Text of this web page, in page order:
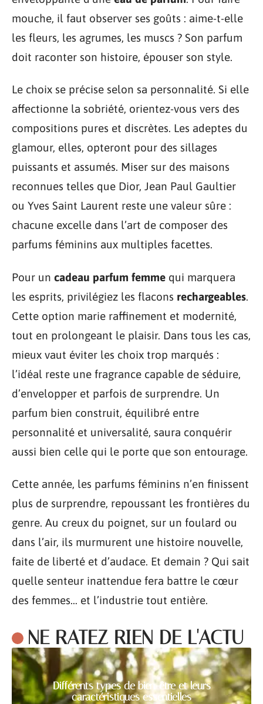
mouche, il faut observer ses goûts : aime-t-elle
les fleurs, les agrumes, les muscs ? Son parfum
doit raconter son histoire, épouser son style.
Le choix se précise selon sa personnalité. Si elle
affectionne la sobriété, orientez-vous vers des
compositions pures et discrètes. Les adeptes du
glamour, elles, opteront pour des sillages
puissants et assumés. Miser sur des maisons
reconnues telles que Dior, Jean Paul Gaultier
ou Yves Saint Laurent reste une valeur sûre :
chacune excelle dans l’art de composer des
parfums féminins aux multiples facettes.
Pour un cadeau parfum femme qui marquera
les esprits, privilégiez les flacons rechargeables.
Cette option marie raffinement et modernité,
tout en prolongeant le plaisir. Dans tous les cas,
mieux vaut éviter les choix trop marqués :
l’idéal reste une fragrance capable de séduire,
d’envelopper et parfois de surprendre. Un
parfum bien construit, équilibré entre
personnalité et universalité, saura conquérir
aussi bien celle qui le porte que son entourage.
Cette année, les parfums féminins n’en finissent
plus de surprendre, repoussant les frontières du
genre. Au creux du poignet, sur un foulard ou
dans l’air, ils murmurent une histoire nouvelle,
faite de liberté et d’audace. Et demain ? Qui sait
quelle senteur inattendue fera battre le cœur
des femmes… et l’industrie tout entière.
NE RATEZ RIEN DE L'ACTU
Différents types de bien-être et leurs
caractéristiques essentielles